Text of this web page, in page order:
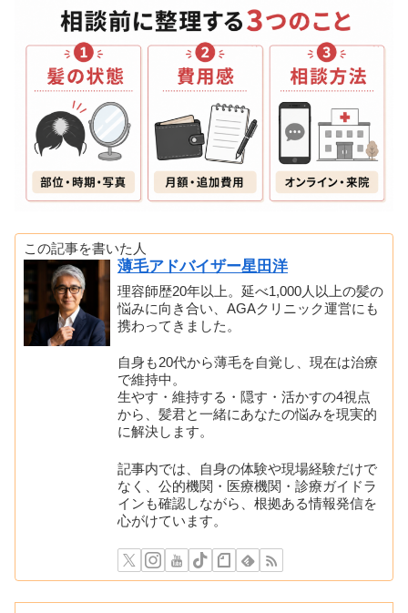
この記事を書いた人
薄毛アドバイザー星田洋
理容師歴20年以上。延べ1,000人以上の髪の
悩みに向き合い、AGAクリニック運営にも
携わってきました。
自身も20代から薄毛を自覚し、現在は治療
で維持中。
生やす・維持する・隠す・活かすの4視点
から、髪君と一緒にあなたの悩みを現実的
に解決します。
記事内では、自身の体験や現場経験だけで
なく、公的機関・医療機関・診療ガイドラ
インも確認しながら、根拠ある情報発信を
心がけています。